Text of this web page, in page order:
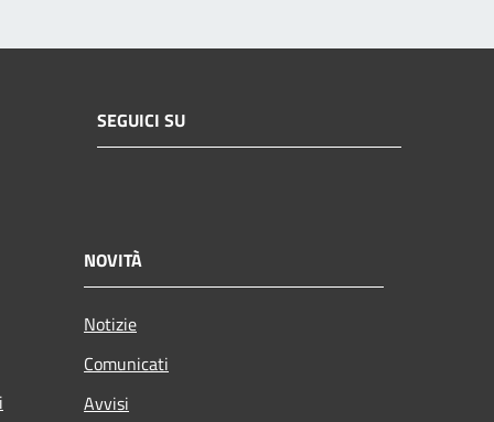
SEGUICI SU
NOVITÀ
Notizie
Comunicati
Avvisi